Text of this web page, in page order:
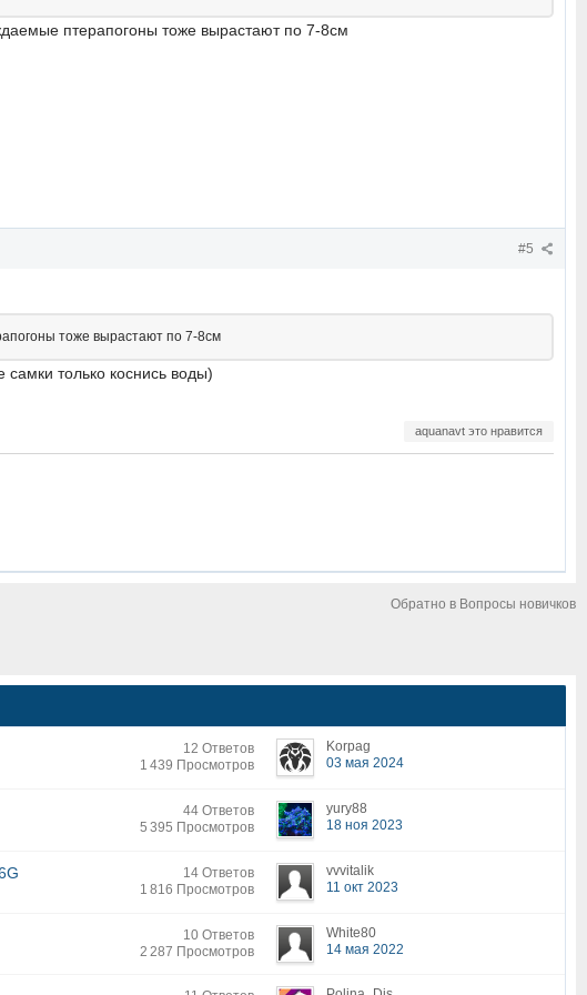
птерапогоны тоже вырастают по 7-8см
#5
тоже вырастают по 7-8см
только коснись воды)
aquanavt это нравится
Обратно в Вопросы новичков
12 Ответов
1 439 Просмотров
Korpag
03 мая 2024
44 Ответов
5 395 Просмотров
yury88
18 ноя 2023
14 Ответов
1 816 Просмотров
vvvitalik
11 окт 2023
10 Ответов
2 287 Просмотров
White80
14 мая 2022